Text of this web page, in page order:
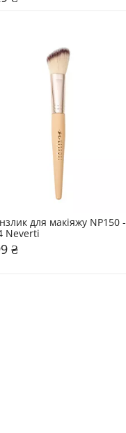
для макіяжу NP150 -
Neverti
₴